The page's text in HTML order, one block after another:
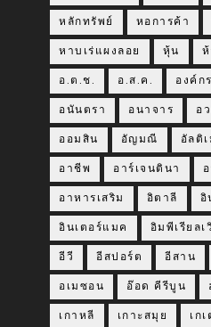
หลักทรัพย์ หอการค้า
หาบเร่แผงลอย หุ้น
อ.ต.ช. อ.ส.ค. องค์ก
อนันตรา อนาจาร อ
ออมสิน อัญมณี อัลติ
อาชีพ อาร์เจนตินา
อาหารเสริม อิตาลี อิ
อินเตอร์แมค อิมพีเรียลเ
อีวี อีสปอร์ต อีสาน
อเมซอน อ๊อด คีรีบูน
เกาหลี เกาะสมุย เก